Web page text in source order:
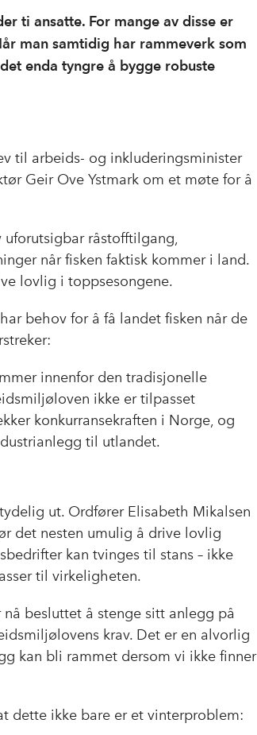
ti ansatte. For mange av disse er
man samtidig har rammeverk som
enda tyngre å bygge robuste
til arbeids- og inkluderingsminister
Geir Ove Ystmark om et møte for å
uforutsigbar råstofftilgang,
når fisken faktisk kommer i land.
lovlig i toppsesongene.
behov for å få landet fisken når de
innenfor den tradisjonelle
ikke er tilpasset
konkurransekraften i Norge, og
til utlandet.
ut. Ordfører Elisabeth Mikalsen
det nesten umulig å drive lovlig
kan tvinges til stans – ikke
til virkeligheten.
nå besluttet å stenge sitt anlegg på
krav. Det er en alvorlig
kan bli rammet dersom vi ikke finner
dette ikke bare er et vinterproblem: